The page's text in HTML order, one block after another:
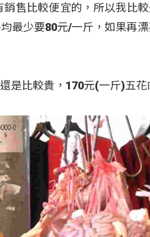
售比較便宜的，所以我比較
最少要80元/一斤，如果再
是比較貴，170元(一斤)五花